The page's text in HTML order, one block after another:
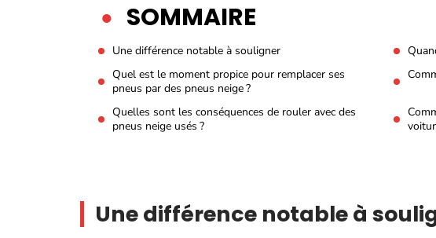
SOMMAIRE
Une différence notable à souligner
Quel est le moment propice pour remplacer ses
pneus par des pneus neige ?
Quelles sont les conséquences de rouler avec des
pneus neige usés ?
Une différence notable à